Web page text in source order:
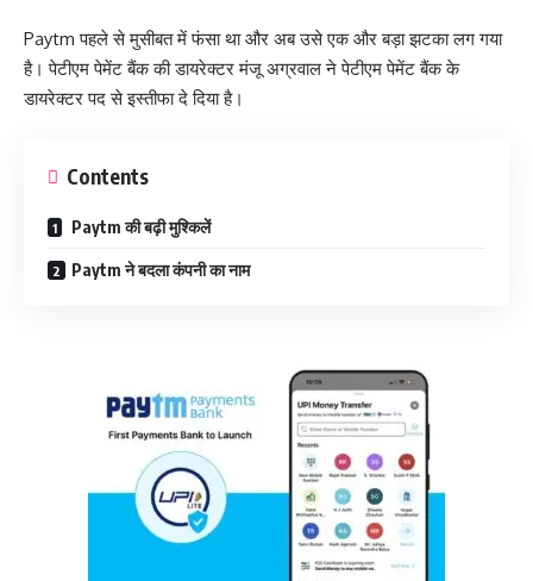
Paytm पहले से मुसीबत में फंसा था और अब उसे एक और बड़ा झटका लग गया
है। पेटीएम पेमेंट बैंक की डायरेक्टर मंजू अग्रवाल ने पेटीएम पेमेंट बैंक के
डायरेक्टर पद से इस्तीफा दे दिया है।
Contents
Paytm की बढ़ी मुश्किलें
Paytm ने बदला कंपनी का नाम